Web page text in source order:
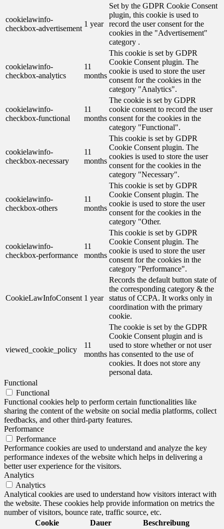
cookielawinfo-
checkbox-advertisement
1 year
Set by the GDPR Cookie Consent
plugin, this cookie is used to
record the user consent for the
cookies in the "Advertisement"
category .
cookielawinfo-
checkbox-analytics
11
months
This cookie is set by GDPR
Cookie Consent plugin. The
cookie is used to store the user
consent for the cookies in the
category "Analytics".
cookielawinfo-
checkbox-functional
11
months
The cookie is set by GDPR
cookie consent to record the user
consent for the cookies in the
category "Functional".
cookielawinfo-
checkbox-necessary
11
months
This cookie is set by GDPR
Cookie Consent plugin. The
cookies is used to store the user
consent for the cookies in the
category "Necessary".
cookielawinfo-
checkbox-others
11
months
This cookie is set by GDPR
Cookie Consent plugin. The
cookie is used to store the user
consent for the cookies in the
category "Other.
cookielawinfo-
checkbox-performance
11
months
This cookie is set by GDPR
Cookie Consent plugin. The
cookie is used to store the user
consent for the cookies in the
category "Performance".
CookieLawInfoConsent 1 year
Records the default button state of
the corresponding category & the
status of CCPA. It works only in
coordination with the primary
cookie.
viewed_cookie_policy
11
months
The cookie is set by the GDPR
Cookie Consent plugin and is
used to store whether or not user
has consented to the use of
cookies. It does not store any
personal data.
Functional
Functional
Functional cookies help to perform certain functionalities like
sharing the content of the website on social media platforms, collect
feedbacks, and other third-party features.
Performance
Performance
Performance cookies are used to understand and analyze the key
performance indexes of the website which helps in delivering a
better user experience for the visitors.
Analytics
Analytics
Analytical cookies are used to understand how visitors interact with
the website. These cookies help provide information on metrics the
number of visitors, bounce rate, traffic source, etc.
Cookie
Dauer Beschreibung